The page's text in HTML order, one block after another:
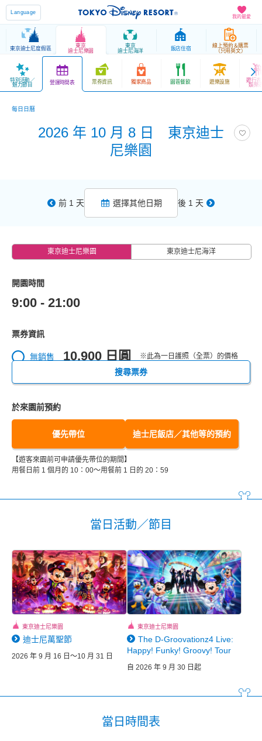
我的最愛
Language
東京迪士尼度假區
東京
迪士尼樂園
東京
迪士尼海洋
飯店住宿
線上預約＆購票
（只用英文）
特別活動／
魅力節目 營運時間表 票券資訊 獨家商品 園區餐飲 遊樂設施 遊行表
娛樂
每日日曆
2026 年 10 月 8 日 東京迪士
尼樂園
前 1 天 選擇其他日期 後 1 天
東京迪士尼樂園 東京迪士尼海洋
開園時間
9:00 - 21:00
票券資訊
無銷售 10,900 日圓 ※此為一日護照（全票）的價格
搜尋票券
於來園前預約
優先帶位 迪士尼飯店／其他等的預約
【遊客來園前可申請優先帶位的期間】
用餐日前 1 個月的 10：00～用餐前 1 日的 20：59
當日活動／節目
東京迪士尼樂園
迪士尼萬聖節
2026 年 9 月 16 日～10 月 31 日
東京迪士尼樂園
The D-Groovationz4 Live:
Happy! Funky! Groovy! Tour
自 2026 年 9 月 30 日起
當日時間表